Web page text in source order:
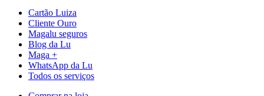
Cartão Luiza
Cliente Ouro
Magalu seguros
Blog da Lu
Maga +
WhatsApp da Lu
Todos os serviços